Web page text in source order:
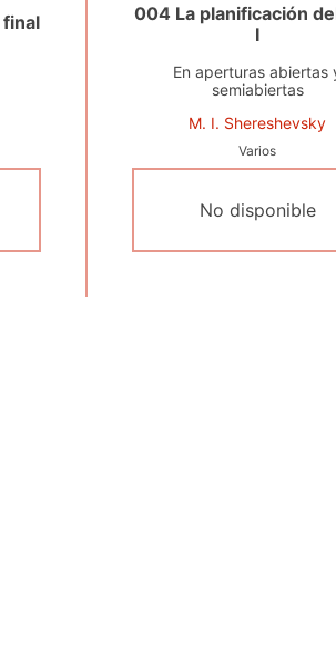
004 La planificación
I
En aperturas abiertas
semiabiertas
M. I. Shereshevsky
Varios
No disponible